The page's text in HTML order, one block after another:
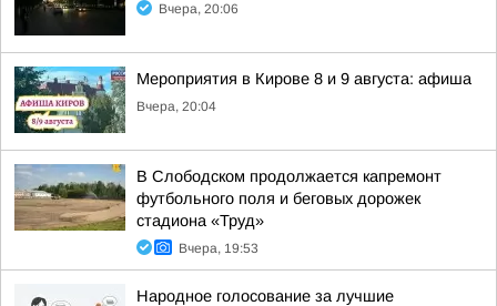
Вчера, 20:06
Мероприятия в Кирове 8 и 9 августа: афиша
Вчера, 20:04
В Слободском продолжается капремонт
футбольного поля и беговых дорожек
стадиона «Труд»
Вчера, 19:53
Народное голосование за лучшие